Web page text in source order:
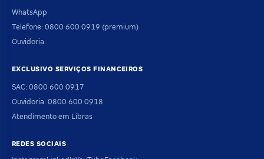
WhatsApp
Telefone: 0800 600 0919 (premium)
Ouvidoria
EXCLUSIVO SERVIÇOS FINANCEIROS
SAC: 0800 600 0917
Ouvidoria: 0800 600 0918
Atendimento em Libras
REDES SOCIAIS